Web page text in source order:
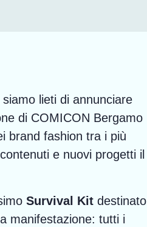
lieti di annunciare
di COMICON Bergamo
brand fashion tra i più
e nuovi progetti il
Survival Kit destinato
manifestazione: tutti i